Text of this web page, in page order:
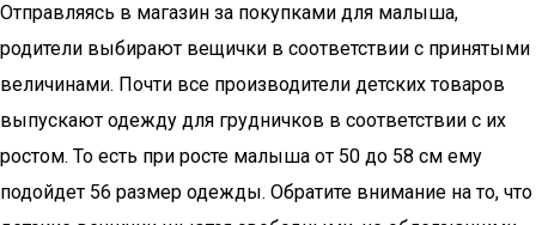
Отправляясь в магазин за покупками для малыша,
родители выбирают вещички в соответствии с принятыми
величинами. Почти все производители детских товаров
выпускают одежду для грудничков в соответствии с их
ростом. То есть при росте малыша от 50 до 58 см ему
подойдет 56 размер одежды. Обратите внимание на то, что